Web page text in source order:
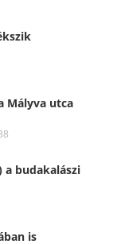
Mályva utca
a budakalászi
is